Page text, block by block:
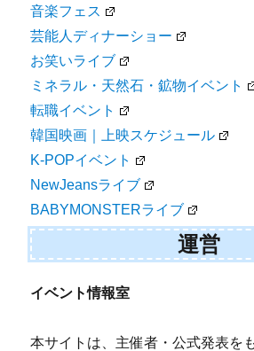
音楽フェス
芸能人ディナーショー
お笑いライブ
ミネラル・天然石・鉱物イベント
転職イベント
韓国映画｜上映スケジュール
K-POPイベント
NewJeansライブ
BABYMONSTERライブ
運営
イベント情報室
本サイトは、主催者・公式発表を